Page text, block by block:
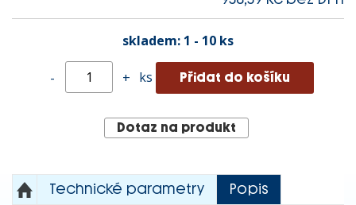
skladem: 1 - 10 ks
- + ks
Dotaz na produkt
Technické parametry Popis